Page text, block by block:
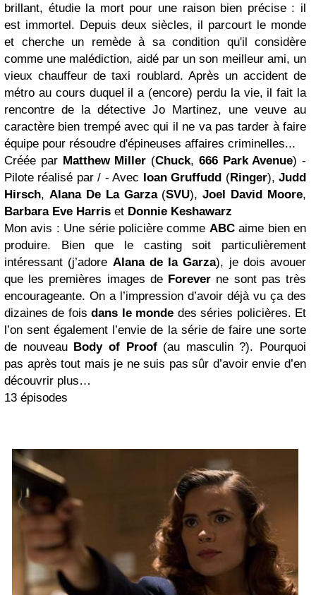
brillant, étudie la mort pour une raison bien précise : il
est immortel. Depuis deux siècles, il parcourt le monde
et cherche un remède à sa condition qu'il considère
comme une malédiction, aidé par un son meilleur ami, un
vieux chauffeur de taxi roublard. Après un accident de
métro au cours duquel il a (encore) perdu la vie, il fait la
rencontre de la détective Jo Martinez, une veuve au
caractère bien trempé avec qui il ne va pas tarder à faire
équipe pour résoudre d'épineuses affaires criminelles...
Créée par Matthew Miller (Chuck, 666 Park Avenue) -
Pilote réalisé par / - Avec Ioan Gruffudd (Ringer),Judd
Hirsch, Alana De La Garza(SVU),Joel David Moore,
Barbara Eve Harris et Donnie Keshawarz
Mon avis : Une série policière comme ABCaime bien en
produire. Bien que le casting soit particulièrement
intéressant (j’adore Alana de la Garza), je dois avouer
que les premières images de Forever ne sont pas très
encourageante. On a l’impression d’avoir déjà vu ça des
dizaines de foisdans le monde des séries policières. Et
l’on sent également l’envie de la série de faire une sorte
de nouveau Body of Proof(au masculin ?). Pourquoi
pas après tout mais je ne suis pas sûr d’avoir envie d’en
découvrir plus…
13 épisodes